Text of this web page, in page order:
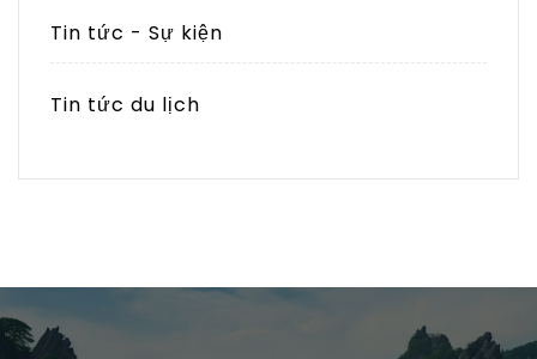
Tin tức - Sự kiện
Tin tức du lịch